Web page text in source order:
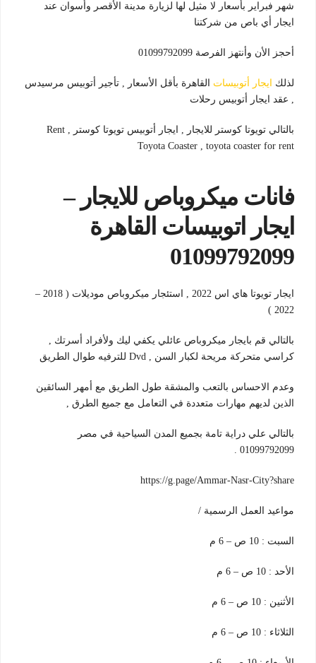
شهر فبراير بأسعار لا مثيل لها لزيارة مدينة الأقصر وأسوان عند
ايجار أي باص من شركتنا
أحجز الأن وأنتهز الفرصة 01099792099
لذلك ايجار أتوبيسات القاهرة بأقل الأسعار , تأجير أتوبيس مرسيدس
, عقد ايجار أتوبيس رحلات
بالتالي تويوتا كوستر للايجار , ايجار أتوبيس تويوتا كوستر , Rent
Toyota Coaster , toyota coaster for rent
فانات ميكروباص للايجار –
ايجار اتوبيسات القاهرة
01099792099
ايجار تويوتا هاي اس 2022 , استئجار ميكروباص موديلات ( 2018 –
2022 )
بالتالي قم بايجار ميكروباص عائلي يكفي ليك ولأفراد أسرتك ,
كراسي متحركة مريحة لكبار السن , Dvd للترفيه طوال الطريق
وعدم الاحساس بالتعب والمشقة طول الطريق مع أمهر السائقين
الذين لديهم مهارات متعددة في التعامل مع جميع الطرق ,
بالتالي علي دراية تامة بجميع المدن السياحية في مصر
01099792099 .
https://g.page/Ammar-Nasr-City?share
مواعيد العمل الرسمية /
السبت : 10 ص – 6 م
الأحد : 10 ص – 6 م
الأثنين : 10 ص – 6 م
الثلاثاء : 10 ص – 6 م